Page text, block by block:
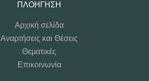
ΠΛΟΉΓΗΣΗ
Αρχική σελίδα
Αναρτήσεις και Θέσεις
Θεματικές
Επικοινωνία